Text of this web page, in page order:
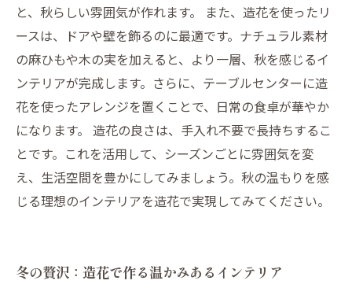
と、秋らしい雰囲気が作れます。 また、造花を使ったリ
ースは、ドアや壁を飾るのに最適です。ナチュラル素材
の麻ひもや木の実を加えると、より一層、秋を感じるイ
ンテリアが完成します。さらに、テーブルセンターに造
花を使ったアレンジを置くことで、日常の食卓が華やか
になります。 造花の良さは、手入れ不要で長持ちするこ
とです。これを活用して、シーズンごとに雰囲気を変
え、生活空間を豊かにしてみましょう。秋の温もりを感
じる理想のインテリアを造花で実現してみてください。
冬の贅沢：造花で作る温かみあるインテリア